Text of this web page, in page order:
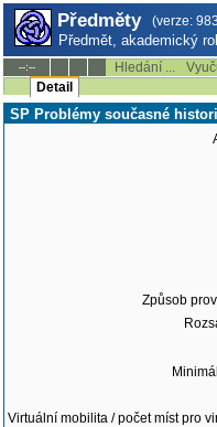
Předměty (verze:
Předmět, akademický
--:-- Hledání ...
Detail
SP Problémy současné
Způsob
Virtuální mobilita / počet míst pro